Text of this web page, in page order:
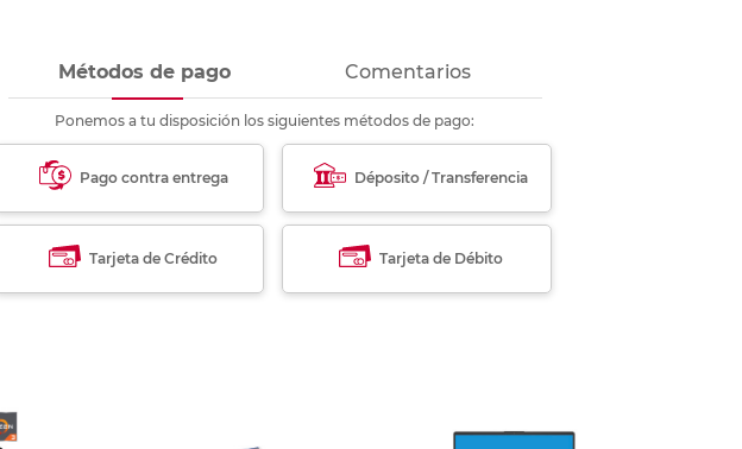
Métodos de pago Comentarios
Ponemos a tu disposición los siguientes métodos de pago:
Pago contra entrega Déposito / Transferencia
Tarjeta de Crédito Tarjeta de Débito